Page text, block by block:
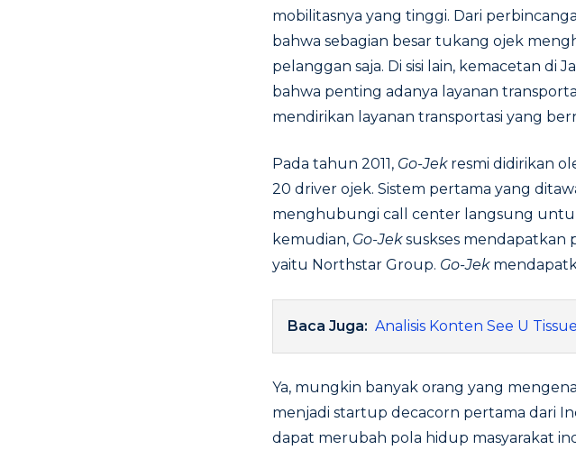
mobilitasnya yang tinggi. Dari
bahwa sebagian besar tukang ojek
pelanggan saja. Di sisi lain, kemacetan
bahwa penting adanya layanan
mendirikan layanan transportasi yang
Pada tahun 2011, Go-Jek resmi didirikan
20 driver ojek. Sistem pertama yang
menghubungi call center langsung
kemudian, Go-Jeksuskses mendapatkan
yaitu Northstar Group. Go-Jek
Baca Juga: Analisis Konten See U
Ya, mungkin banyak orang yang
menjadi startup decacorn pertama dari
dapat merubah pola hidup masyarakat